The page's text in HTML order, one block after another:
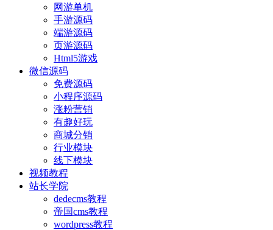
网游单机
手游源码
端游源码
页游源码
Html5游戏
微信源码
免费源码
小程序源码
涨粉营销
有趣好玩
商城分销
行业模块
线下模块
视频教程
站长学院
dedecms教程
帝国cms教程
wordpress教程